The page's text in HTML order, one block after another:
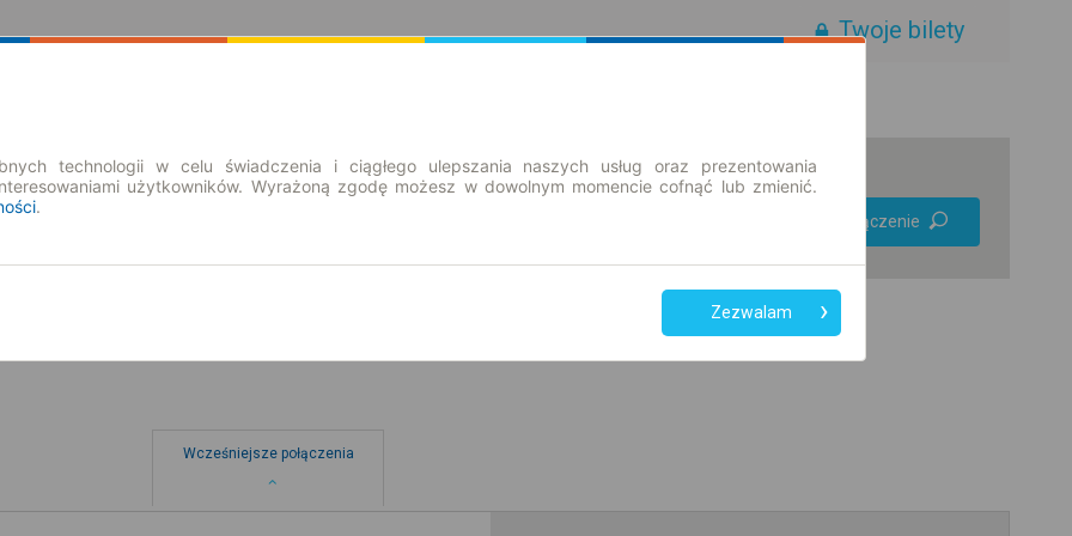
Twoje bilety
Znajdź połączenie
Wcześniejsze połączenia
technologii w celu świadczenia i ciągłego ulepszania naszych usług oraz prezentowania
użytkowników. Wyrażoną zgodę możesz w dowolnym momencie cofnąć lub zmienić.
.
Zezwalam